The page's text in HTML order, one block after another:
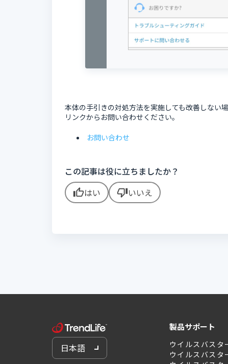
本体の手引きの対処方法を実施しても改善しない
リンクからお問い合わせください。
お問い合わせ
この記事は役に立ちましたか？
thumb_upはい thumb_downいいえ
日本語
製品サポート
ウイルスバスタ
ウイルスバスタ